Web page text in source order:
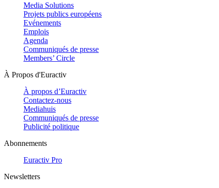
Media Solutions
Projets publics européens
Evénements
Emplois
Agenda
Communiqués de presse
Members’ Circle
À Propos d'Euractiv
À propos d’Euractiv
Contactez-nous
Mediahuis
Communiqués de presse
Publicité politique
Abonnements
Euractiv Pro
Newsletters